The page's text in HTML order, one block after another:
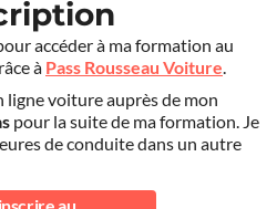
accéder à ma formation au
à Pass Rousseau Voiture.
voiture auprès de mon
pour la suite de ma formation. Je
de conduite dans un autre